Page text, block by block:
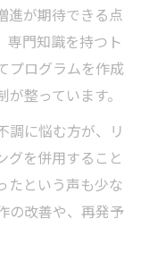
進が期待できる点
専門知識を持つト
プログラムを作成
整っています。
調に悩む方が、リ
グを併用すること
たという声も少な
の改善や、再発予